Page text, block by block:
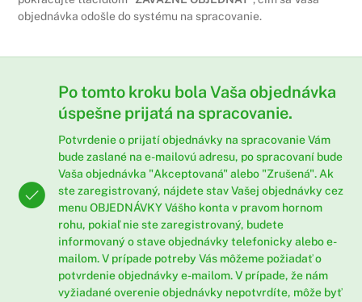
objednávka odošle do systému na spracovanie.
Po tomto kroku bola Vaša objednávka
úspešne prijatá na spracovanie.
Potvrdenie o prijatí objednávky na spracovanie Vám
bude zaslané na e-mailovú adresu, po spracovaní bude
Vaša objednávka "Akceptovaná" alebo "Zrušená". Ak
ste zaregistrovaný, nájdete stav Vašej objednávky cez
menuOBJEDNÁVKYVášho konta v pravom hornom
rohu, pokiaľ nie ste zaregistrovaný, budete
informovaný o stave objednávky telefonicky alebo e-
mailom. V prípade potreby Vás môžeme požiadať o
potvrdenie objednávky e-mailom. V prípade, že nám
vyžiadané overenie objednávky nepotvrdíte, môže byť